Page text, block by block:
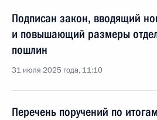
Подписан закон, вводящий
и повышающий размеры
пошлин
31 июля 2025 года, 11:10
Перечень поручений по